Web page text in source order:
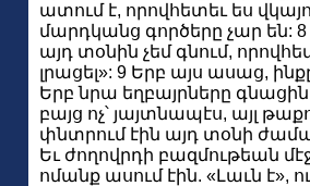
ատում է, որովհետեւ ես
մարդկանց գործերը չար են:
այդ տօնին չեմ գնում,
լրացել»: 9 Երբ այս ասաց,
Երբ նրա եղբայրները
բայց ոչ՝ յայտնապէս, այլ
փնտրում էին այդ տօնի
Եւ ժողովրդի բազմութեան
ոմանք ասում էին. «Լաւն է»,